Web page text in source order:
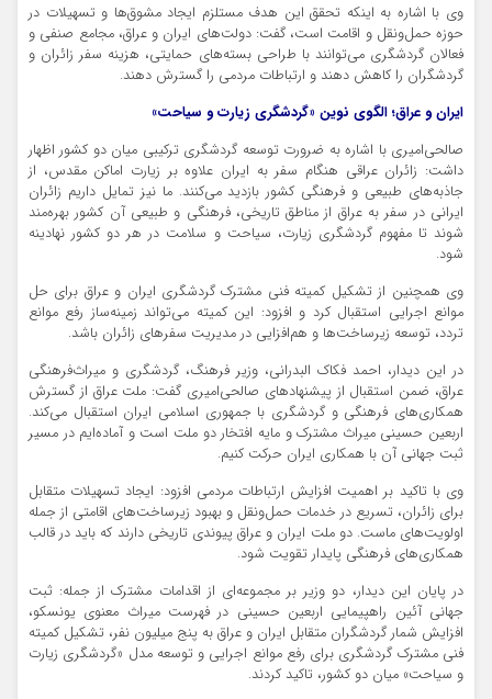
وی با اشاره به اینکه تحقق این هدف مستلزم ایجاد مشوق‌ها و تسهیلات در
حوزه حمل‌ونقل و اقامت است، گفت: دولت‌های ایران و عراق، مجامع صنفی و
فعالان گردشگری می‌توانند با طراحی بسته‌های حمایتی، هزینه سفر زائران و
گردشگران را کاهش دهند و ارتباطات مردمی را گسترش دهند.
ایران و عراق؛ الگوی نوین «گردشگری زیارت و سیاحت»
صالحی‌امیری با اشاره به ضرورت توسعه گردشگری ترکیبی میان دو کشور اظهار
داشت: زائران عراقی هنگام سفر به ایران علاوه بر زیارت اماکن مقدس، از
جاذبه‌های طبیعی و فرهنگی کشور بازدید می‌کنند. ما نیز تمایل داریم زائران
ایرانی در سفر به عراق از مناطق تاریخی، فرهنگی و طبیعی آن کشور بهره‌مند
شوند تا مفهوم گردشگری زیارت، سیاحت و سلامت در هر دو کشور نهادینه
شود.
وی همچنین از تشکیل کمیته فنی مشترک گردشگری ایران و عراق برای حل
موانع اجرایی استقبال کرد و افزود: این کمیته می‌تواند زمینه‌ساز رفع موانع
تردد، توسعه زیرساخت‌ها و هم‌افزایی در مدیریت سفرهای زائران باشد.
در این دیدار، احمد فکاک البدرانی، وزیر فرهنگ، گردشگری و میراث‌فرهنگی
عراق، ضمن استقبال از پیشنهادهای صالحی‌امیری گفت: ملت عراق از گسترش
همکاری‌های فرهنگی و گردشگری با جمهوری اسلامی ایران استقبال می‌کند.
اربعین حسینی میراث مشترک و مایه افتخار دو ملت است و آماده‌ایم در مسیر
ثبت جهانی آن با همکاری ایران حرکت کنیم.
وی با تاکید بر اهمیت افزایش ارتباطات مردمی افزود: ایجاد تسهیلات متقابل
برای زائران، تسریع در خدمات حمل‌ونقل و بهبود زیرساخت‌های اقامتی از جمله
اولویت‌های ماست. دو ملت ایران و عراق پیوندی تاریخی دارند که باید در قالب
همکاری‌های فرهنگی پایدار تقویت شود.
در پایان این دیدار، دو وزیر بر مجموعه‌ای از اقدامات مشترک از جمله: ثبت
جهانی آئین راهپیمایی اربعین حسینی در فهرست میراث معنوی یونسکو،
افزایش شمار گردشگران متقابل ایران و عراق به پنج میلیون نفر، تشکیل کمیته
فنی مشترک گردشگری برای رفع موانع اجرایی و توسعه مدل «گردشگری زیارت
و سیاحت» میان دو کشور، تاکید کردند.